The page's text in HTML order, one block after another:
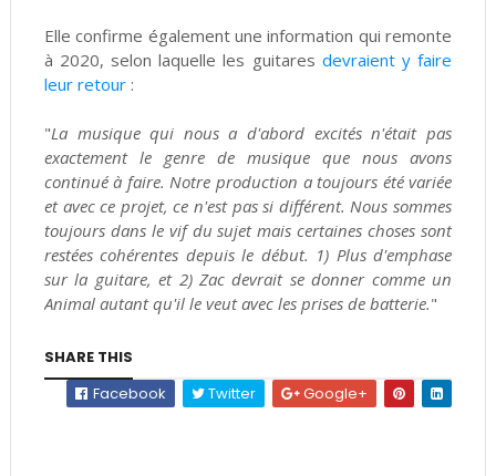
Elle confirme également une information qui remonte
à 2020, selon laquelle les guitares devraient y faire
leur retour:
"La musique qui nous a d'abord excités n'était pas
exactement le genre de musique que nous avons
continué à faire. Notre production a toujours été variée
et avec ce projet, ce n'est pas si différent. Nous sommes
toujours dans le vif du sujet mais certaines choses sont
restées cohérentes depuis le début. 1) Plus d'emphase
sur la guitare, et 2) Zac devrait se donner comme un
Animal autant qu'il le veut avec les prises de batterie."
SHARE THIS
Facebook
Twitter Google+